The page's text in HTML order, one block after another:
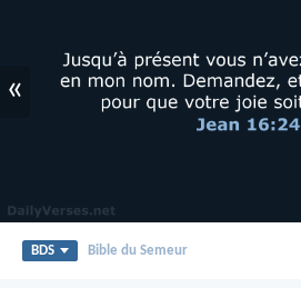
«
BDS Bible du Semeur